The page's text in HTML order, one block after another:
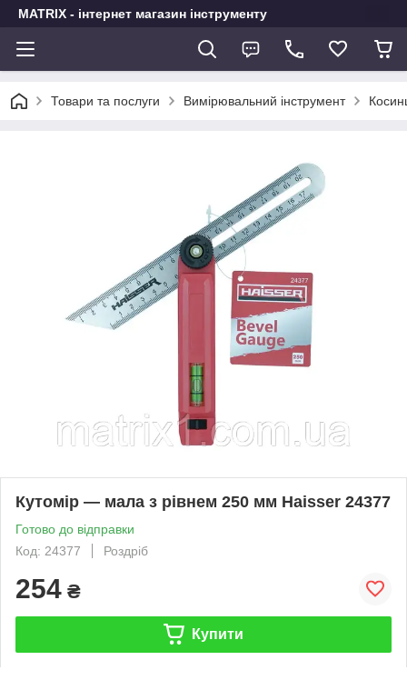
MATRIX - інтернет магазин інструменту
Товари та послуги Вимірювальний інструмент
Кутомір — мала з рівнем 250 мм Haisser 24377
Готово до відправки
Код: 24377
Роздріб
254 ₴
Купити